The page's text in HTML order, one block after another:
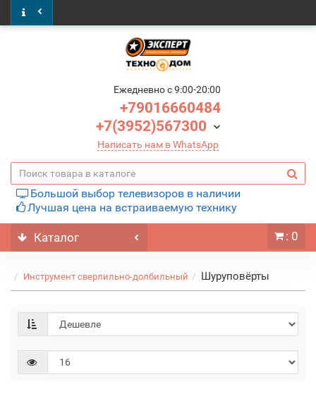
Ежедневно c 9:00-20:00
+79016660484
+7(3952)567300
Написать нам в WhatsApp
Большой выбор телевизоров в наличии
Лучшая цена на встраиваемую технику
Каталог : 0
Инструмент сверлильно-долбильный Шуруповёрты